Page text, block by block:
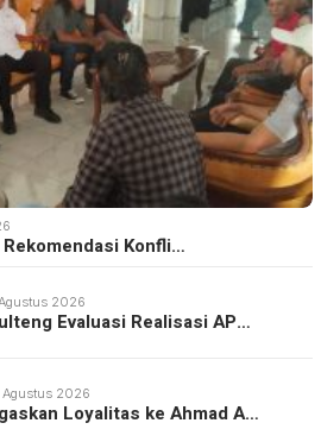
Konfli…
2026
Evaluasi Realisasi AP…
Agustus 2026
Loyalitas ke Ahmad A…